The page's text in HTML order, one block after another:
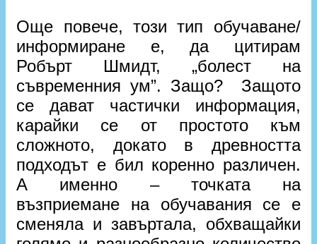
Още повече, този тип обучаване/
информиране е, да цитирам
Робърт Шмидт, „болест на
съвременния ум”. Защо? Защото
се дават частички информация,
карайки се от простото към
сложното, докато в древността
подходът е бил коренно различен.
А именно – точката на
възприемане на обучавания се е
сменяла и завъртала, обхващайки